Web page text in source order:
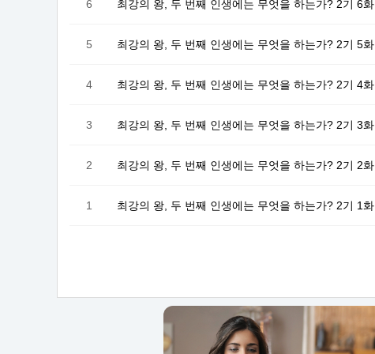
6 최강의 왕, 두 번째 인생에는 무엇을 하는가? 2기 6화
5 최강의 왕, 두 번째 인생에는 무엇을 하는가? 2기 5화
4 최강의 왕, 두 번째 인생에는 무엇을 하는가? 2기 4화
3 최강의 왕, 두 번째 인생에는 무엇을 하는가? 2기 3화
2 최강의 왕, 두 번째 인생에는 무엇을 하는가? 2기 2화
1 최강의 왕, 두 번째 인생에는 무엇을 하는가? 2기 1화